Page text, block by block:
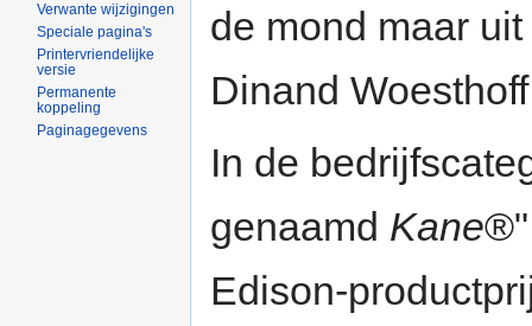
de mond maar
Dinand
In de
genaamd Kane®"
Edison-
Verwante wijzigingen
Speciale pagina's
Printervriendelijke
versie
Permanente
koppeling
Paginagegevens